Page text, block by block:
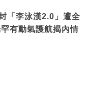
「李泳漢2.0」遭全
有動氣護航揭內情